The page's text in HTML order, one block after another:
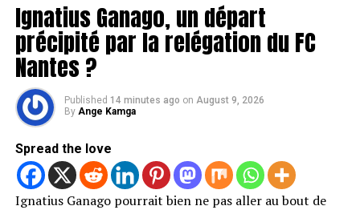
Ignatius Ganago, un départ
précipité par la relégation du FC
Nantes ?
Published 14 minutes ago on August 9, 2026
By Ange Kamga
Spread the love
Ignatius Ganago pourrait bien ne pas aller au bout de